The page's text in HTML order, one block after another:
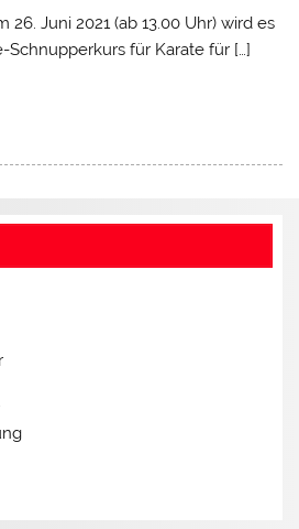
26. Juni 2021 (ab 13.00 Uhr) wird es
Schnupperkurs für Karate für […]